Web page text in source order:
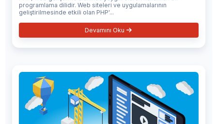
programlama dilidir. Web siteleri ve uygulamalarının
geliştirilmesinde etkili olan PHP'...
Devamını Oku